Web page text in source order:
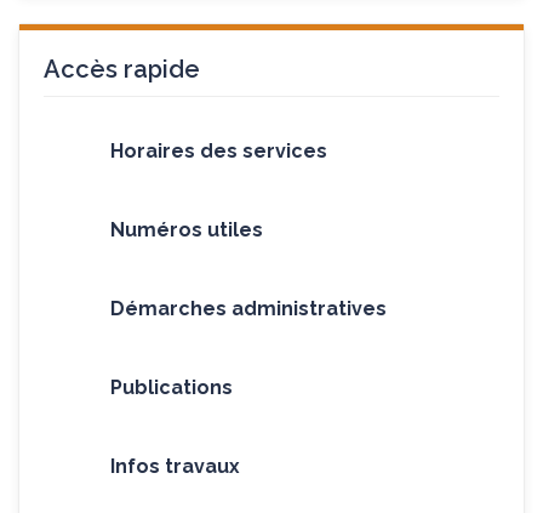
Accès rapide
Horaires des services
Numéros utiles
Démarches administratives
Publications
Infos travaux